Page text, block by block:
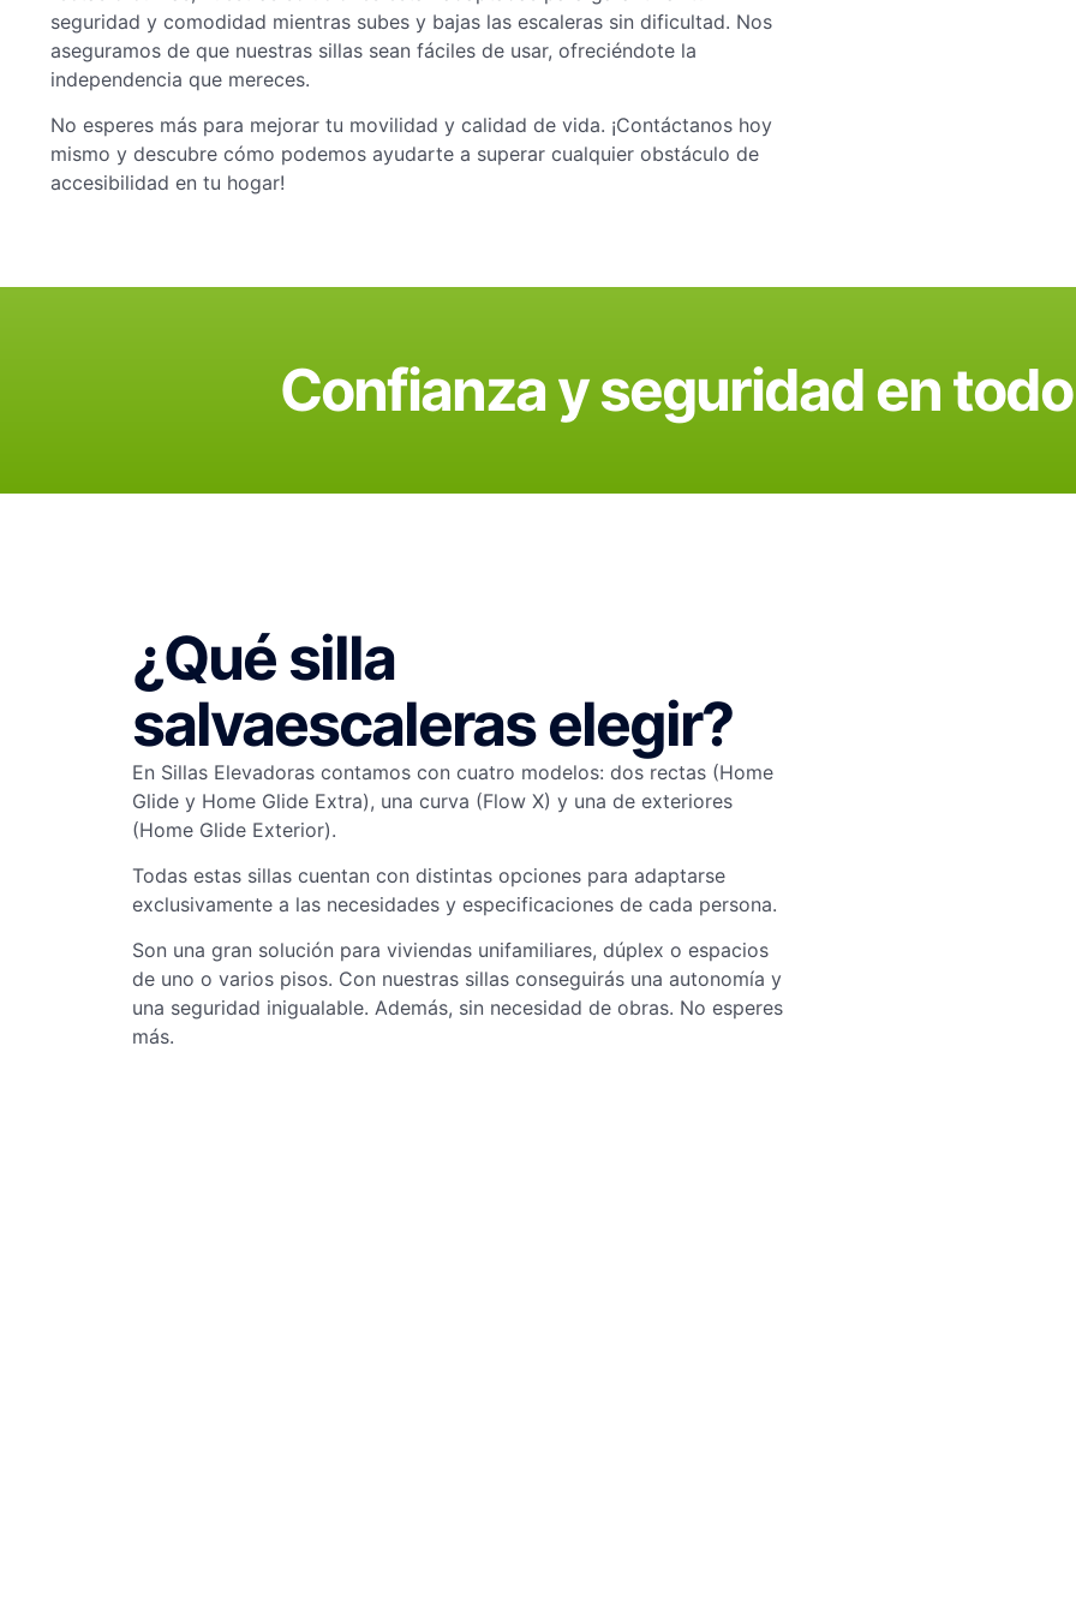
seguridad y comodidad mientras subes y bajas las escaleras sin dificultad. Nos
aseguramos de que nuestras sillas sean fáciles de usar, ofreciéndote la
independencia que mereces.
No esperes más para mejorar tu movilidad y calidad de vida. ¡Contáctanos hoy
mismo y descubre cómo podemos ayudarte a superar cualquier obstáculo de
accesibilidad en tu hogar!
Confianza y seguridad en
¿Qué silla
salvaescaleras elegir?
En Sillas Elevadoras contamos con cuatro modelos: dos rectas (Home
Glide y Home Glide Extra), una curva (Flow X) y una de exteriores
(Home Glide Exterior).
Todas estas sillas cuentan con distintas opciones para adaptarse
exclusivamente a las necesidades y especificaciones de cada persona.
Son una gran solución para viviendas unifamiliares, dúplex o espacios
de uno o varios pisos. Con nuestras sillas conseguirás una autonomía y
una seguridad inigualable. Además, sin necesidad de obras. No esperes
más.